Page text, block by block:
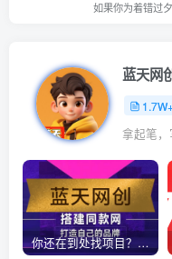
如果你为着错过
蓝天网
拿起笔
你还在到处找项目？还在当韭菜？我靠卖项目一个月收入5万+，曾经我也是个失败者。